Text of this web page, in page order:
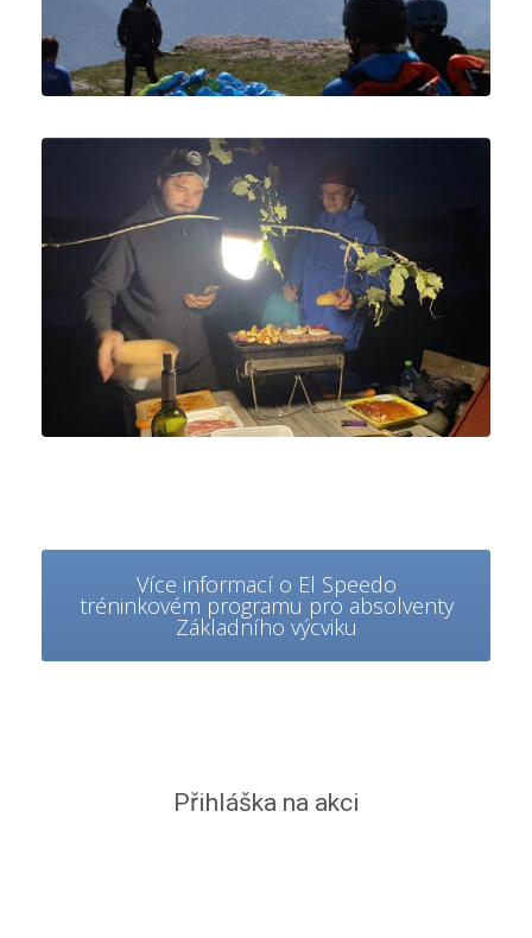
Více informací o El Speedo
tréninkovém programu pro absolventy
Základního výcviku
Přihláška na akci